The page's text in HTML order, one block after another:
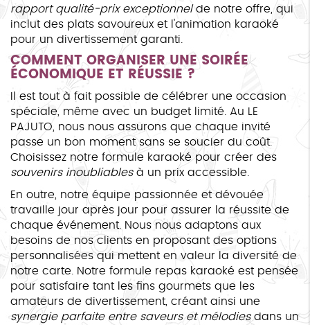
rapport qualité-prix exceptionnelde notre offre, qui
inclut des plats savoureux et l'animation karaoké
pour un divertissement garanti.
COMMENT ORGANISER UNE SOIRÉE
ÉCONOMIQUE ET RÉUSSIE ?
Il est tout à fait possible de célébrer une occasion
spéciale, même avec un budget limité. Au LE
PAJUTO, nous nous assurons que chaque invité
passe un bon moment sans se soucier du coût.
Choisissez notre formule karaoké pour créer des
souvenirs inoubliablesà un prix accessible.
En outre, notre équipe passionnée et dévouée
travaille jour après jour pour assurer la réussite de
chaque événement. Nous nous adaptons aux
besoins de nos clients en proposant des options
personnalisées qui mettent en valeur la diversité de
notre carte. Notre formule repas karaoké est pensée
pour satisfaire tant les fins gourmets que les
amateurs de divertissement, créant ainsi une
synergie parfaite entre saveurs et mélodiesdans un